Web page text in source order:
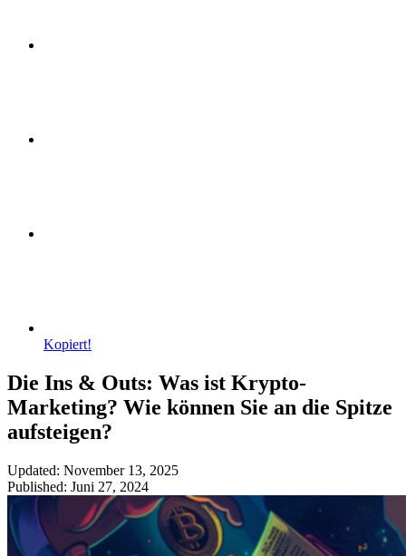
Kopiert!
Die Ins & Outs: Was ist Krypto-
Marketing? Wie können Sie an die Spitze
aufsteigen?
Updated: November 13, 2025
Published: Juni 27, 2024